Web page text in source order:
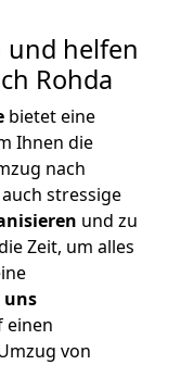
helfen
Rohda
bietet eine
Ihnen die
nach
stressige
und zu
Zeit, um alles
uns
einen
von